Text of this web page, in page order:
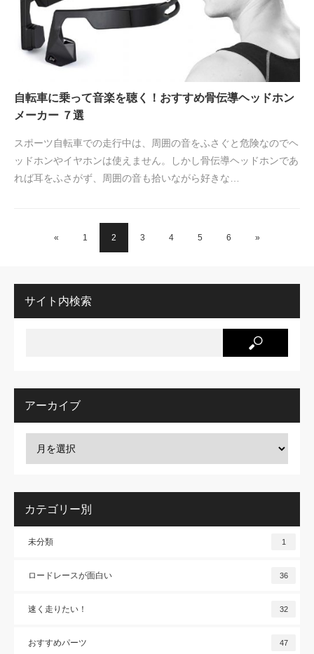
自転車に乗って音楽を聴く！おすすめ骨伝導ヘッドホン
メーカー ７選
スポーツ自転車での走行中は、周囲の音をふさぐと危険なのでヘ
ッドホンやイヤホンは使えません。しかし骨伝導ヘッドホンであ
れば耳をふさがず、周囲の音も拾いながら好きな…
« 1 2 3 4 5 6 »
サイト内検索
アーカイブ
カテゴリー別
未分類 1
ロードレースが面白い 36
速く走りたい！ 32
おすすめパーツ 47